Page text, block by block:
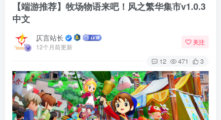
【端游推荐】牧场物语来吧！风之繁华集市v1.0.3
中文
仄言站长
12个月前更新
关注
12 471 3